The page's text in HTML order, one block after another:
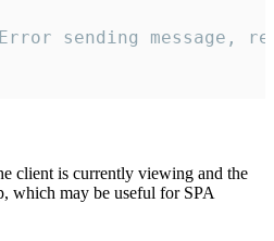
sending message,
client is currently viewing and the
which may be useful for SPA